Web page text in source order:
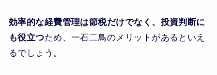
効率的な経費管理は節税だけでなく、投資判断に
も役立つため、一石二鳥のメリットがあるといえ
るでしょう。